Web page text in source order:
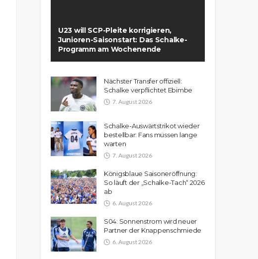
U23 will SCP-Pleite korrigieren,
Junioren-Saisonstart: Das Schalke-
Programm am Wochenende
Nächster Transfer offiziell:
Schalke verpflichtet Ebimbe
7. August 2026
Schalke-Auswärtstrikot wieder
bestellbar: Fans müssen lange
warten
7. August 2026
Königsblaue Saisoneröffnung:
So läuft der „Schalke-Tach“ 2026
ab
6. August 2026
S04: Sonnenstrom wird neuer
Partner der Knappenschmiede
6. August 2026